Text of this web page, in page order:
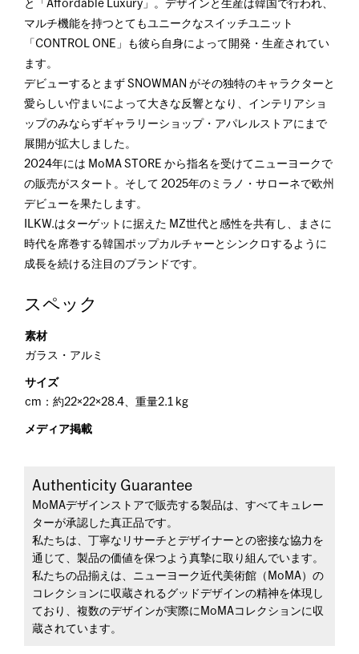
と「Affordable Luxury」。デザインと生産は韓国で行われ、
マルチ機能を持つとてもユニークなスイッチユニット
「CONTROL ONE」も彼ら自身によって開発・生産されてい
ます。
デビューするとまず SNOWMAN がその独特のキャラクターと
愛らしい佇まいによって大きな反響となり、インテリアショ
ップのみならずギャラリーショップ・アパレルストアにまで
展開が拡大しました。
2024年には MoMA STORE から指名を受けてニューヨークで
の販売がスタート。そして 2025年のミラノ・サローネで欧州
デビューを果たします。
ILKW.はターゲットに据えた MZ世代と感性を共有し、まさに
時代を席巻する韓国ポップカルチャーとシンクロするように
成長を続ける注目のブランドです。
スペック
素材
ガラス・アルミ
サイズ
cm：約22×22×28.4、重量2.1 kg
メディア掲載
Authenticity Guarantee
MoMAデザインストアで販売する製品は、すべてキュレー
ターが承認した真正品です。
私たちは、丁寧なリサーチとデザイナーとの密接な協力を
通じて、製品の価値を保つよう真摯に取り組んでいます。
私たちの品揃えは、ニューヨーク近代美術館（MoMA）の
コレクションに収蔵されるグッドデザインの精神を体現し
ており、複数のデザインが実際にMoMAコレクションに収
蔵されています。